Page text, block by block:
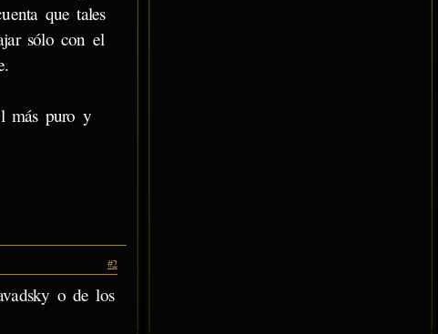
que tales
sólo con el
más puro y
#2
o de los